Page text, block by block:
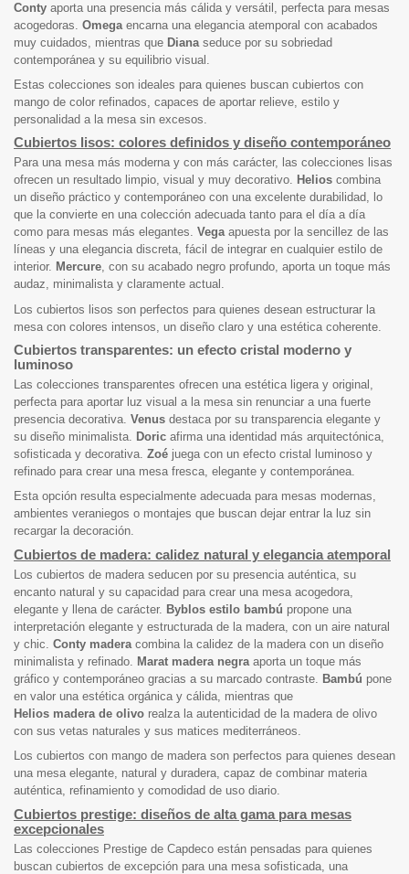
Conty aporta una presencia más cálida y versátil, perfecta para mesas
acogedoras. Omega encarna una elegancia atemporal con acabados
muy cuidados, mientras que Diana seduce por su sobriedad
contemporánea y su equilibrio visual.
Estas colecciones son ideales para quienes buscan cubiertos con
mango de color refinados, capaces de aportar relieve, estilo y
personalidad a la mesa sin excesos.
Cubiertos lisos: colores definidos y diseño contemporáneo
Para una mesa más moderna y con más carácter, las colecciones lisas
ofrecen un resultado limpio, visual y muy decorativo. Helios combina
un diseño práctico y contemporáneo con una excelente durabilidad, lo
que la convierte en una colección adecuada tanto para el día a día
como para mesas más elegantes. Vegaapuesta por la sencillez de las
líneas y una elegancia discreta, fácil de integrar en cualquier estilo de
interior. Mercure, con su acabado negro profundo, aporta un toque más
audaz, minimalista y claramente actual.
Los cubiertos lisos son perfectos para quienes desean estructurar la
mesa con colores intensos, un diseño claro y una estética coherente.
Cubiertos transparentes: un efecto cristal moderno y
luminoso
Las colecciones transparentes ofrecen una estética ligera y original,
perfecta para aportar luz visual a la mesa sin renunciar a una fuerte
presencia decorativa. Venus destaca por su transparencia elegante y
su diseño minimalista. Doric afirma una identidad más arquitectónica,
sofisticada y decorativa. Zoé juega con un efecto cristal luminoso y
refinado para crear una mesa fresca, elegante y contemporánea.
Esta opción resulta especialmente adecuada para mesas modernas,
ambientes veraniegos o montajes que buscan dejar entrar la luz sin
recargar la decoración.
Cubiertos de madera: calidez natural y elegancia atemporal
Los cubiertos de madera seducen por su presencia auténtica, su
encanto natural y su capacidad para crear una mesa acogedora,
elegante y llena de carácter. Byblos estilo bambú propone una
interpretación elegante y estructurada de la madera, con un aire natural
y chic. Conty madera combina la calidez de la madera con un diseño
minimalista y refinado.
Marat madera negra aporta un toque más
gráfico y contemporáneo gracias a su marcado contraste.
Bambú pone
en valor una estética orgánica y cálida, mientras que
Helios madera de olivo realza la autenticidad de la madera de olivo
con sus vetas naturales y sus matices mediterráneos.
Los cubiertos con mango de madera son perfectos para quienes desean
una mesa elegante, natural y duradera, capaz de combinar materia
auténtica, refinamiento y comodidad de uso diario.
Cubiertos prestige: diseños de alta gama para mesas
excepcionales
Las colecciones Prestige de Capdeco están pensadas para quienes
buscan cubiertos de excepción para una mesa sofisticada, una